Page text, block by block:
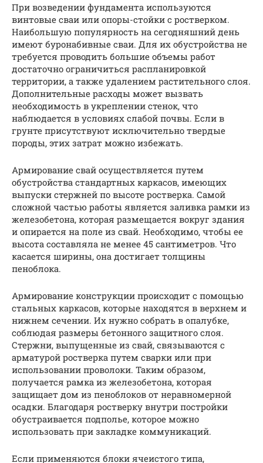
При возведении фундамента используются
винтовые сваи или опоры-стойки с ростверком.
Наибольшую популярность на сегодняшний день
имеют буронабивные сваи. Для их обустройства не
требуется проводить большие объемы работ
достаточно ограничиться распланировкой
территории, а также удалением растительного слоя.
Дополнительные расходы может вызвать
необходимость в укреплении стенок, что
наблюдается в условиях слабой почвы. Если в
грунте присутствуют исключительно твердые
породы, этих затрат можно избежать.
Армирование свай осуществляется путем
обустройства стандартных каркасов, имеющих
выпуски стержней по высоте ростверка. Самой
сложной частью работы является заливка рамки из
железобетона, которая размещается вокруг здания
и опирается на поле из свай. Необходимо, чтобы ее
высота составляла не менее 45 сантиметров. Что
касается ширины, она достигает толщины
пеноблока.
Армирование конструкции происходит с помощью
стальных каркасов, которые находятся в верхнем и
нижнем сечении. Их нужно собрать в опалубке,
соблюдая размеры бетонного защитного слоя.
Стержни, выпущенные из свай, связываются с
арматурой ростверка путем сварки или при
использовании проволоки. Таким образом,
получается рамка из железобетона, которая
защищает дом из пеноблоков от неравномерной
осадки. Благодаря ростверку внутри постройки
обустраивается подполье, которое можно
использовать при закладке коммуникаций.
Если применяются блоки ячеистого типа,